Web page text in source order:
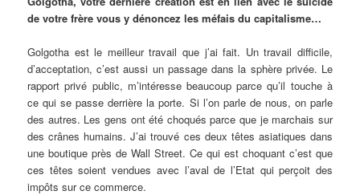
de votre frère vous y dénoncez les méfais du capitalisme…
Golgotha est le meilleur travail que j’ai fait. Un travail difficile,
d’acceptation, c’est aussi un passage dans la sphère privée. Le
rapport privé public, m’intéresse beaucoup parce qu’il touche à
ce qui se passe derrière la porte. Si l’on parle de nous, on parle
des autres. Les gens ont été choqués parce que je marchais sur
des crânes humains. J’ai trouvé ces deux têtes asiatiques dans
une boutique près de Wall Street. Ce qui est choquant c’est que
ces têtes soient vendues avec l’aval de l’Etat qui perçoit des
impôts sur ce commerce.